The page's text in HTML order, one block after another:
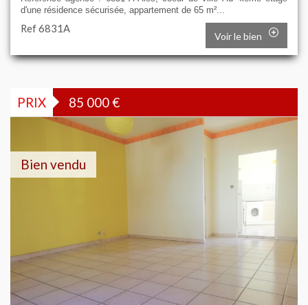
d'une résidence sécurisée, appartement de 65 m²...
Ref 6831A
Voir le bien
PRIX 85 000€
Bien vendu